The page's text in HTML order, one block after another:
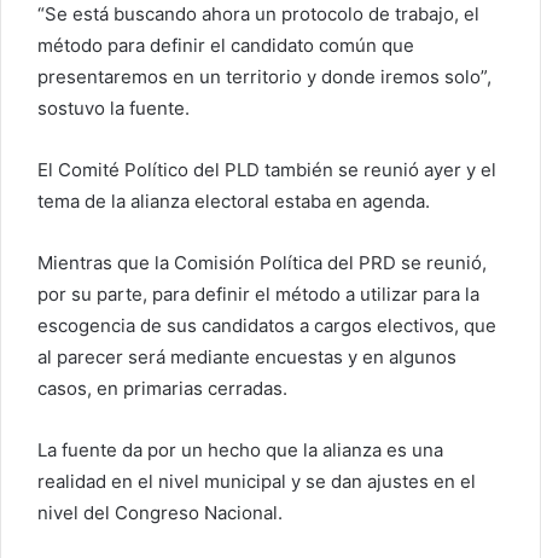
“Se está buscando ahora un protocolo de trabajo, el
método para definir el candidato común que
presentaremos en un territorio y donde iremos solo”,
sostuvo la fuente.
El Comité Político del PLD también se reunió ayer y el
tema de la alianza electoral estaba en agenda.
Mientras que la Comisión Política del PRD se reunió,
por su parte, para definir el método a utilizar para la
escogencia de sus candidatos a cargos electivos, que
al parecer será mediante encuestas y en algunos
casos, en primarias cerradas.
La fuente da por un hecho que la alianza es una
realidad en el nivel municipal y se dan ajustes en el
nivel del Congreso Nacional.